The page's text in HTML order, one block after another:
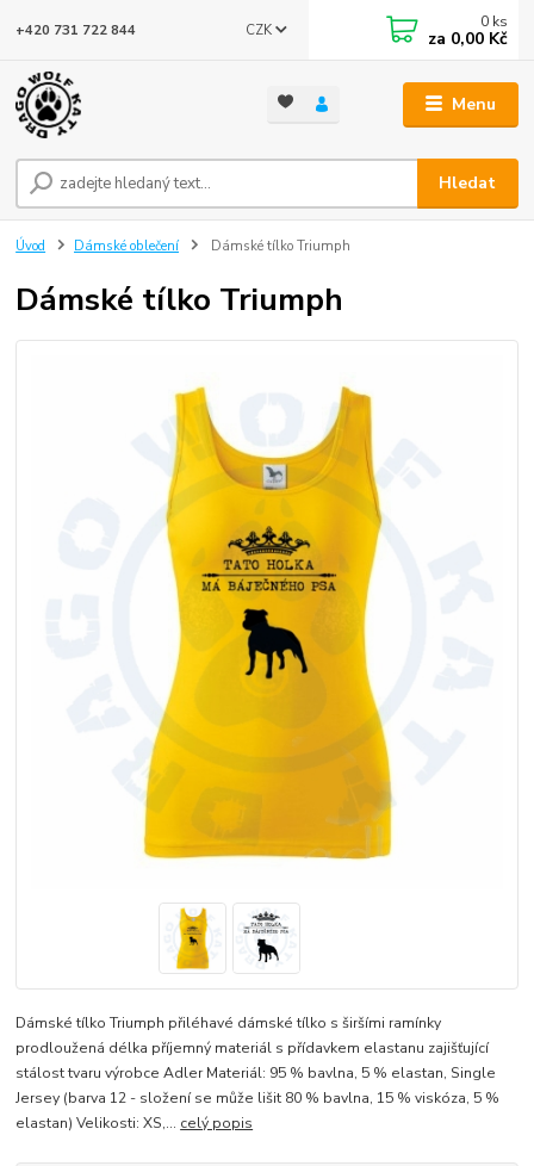
Menu
CZK
Hledat
+420 731 722 844 0 ks
za 0,00 Kč
Úvod Dámské oblečení Dámské tílko Triumph
Dámské tílko Triumph
Dámské tílko Triumph přiléhavé dámské tílko s širšími ramínky
prodloužená délka příjemný materiál s přídavkem elastanu zajišťující
stálost tvaru výrobce Adler Materiál: 95 % bavlna, 5 % elastan, Single
Jersey (barva 12 - složení se může lišit 80 % bavlna, 15 % viskóza, 5 %
elastan) Velikosti: XS,... celý popis